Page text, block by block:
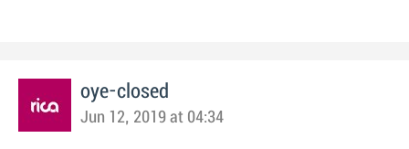
oye-closed
Jun 12, 2019 at 04:34